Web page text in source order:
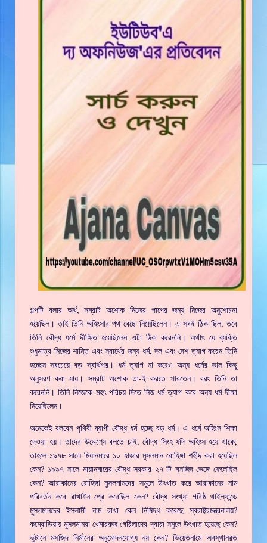
গল্পটি বলার অর্থ, সম্রাট অশোক নিজের পাপের জন্য নিজের অনুশোচনা
হয়েছিল। তাই তিনি অহিংসার পথ বেছে নিয়েছিলেন। এ সবই ঠিক ছিল, তবে
তিনি বৌদ্ধ ধর্মে দীক্ষিত হয়েছিলেন এটা ঠিক করেননি। অর্থাৎ যে ব্যক্তি
শুধুমাত্র নিজের শান্তি এবং স্বার্থের জন্য ধর্ম, দল এবং দেশ ত্যাগ করেন তিনি
হচ্ছেন সবচেয়ে বড় স্বার্থপর। ধর্ম ত্যাগ না করেও অন্য ধর্মের ভাল কিছু
অনুসরণ করা যায়। সম্রাট অশোক তা-ই করতে পারতেন। বরং তিনি তা
করেননি। তিনি নিজেকে মহৎ পরিচয় দিতে নিজ ধর্ম ত্যাগ করে অন্য ধর্ম দীক্ষা
নিয়েছিলেন।
অনেকেই বলবেন পৃথিবী ব্যাপী বৌদ্ধ ধর্ম হচ্ছে বড় ধর্ম। এ ধর্মে অহিংস শিক্ষা
দেওয়া হয়। তাদের উদ্দেশ্যে বলতে চাই, বৌদ্ধ সিংহ যদি অহিংস হয়ে থাকে,
তাহলে ১৯৭৮ সালে মিয়ানমারে ১০ হাজার মুসলমান রোহিঙ্গা শহীদ করা হয়েছিল
কেন? ১৯৯৭ সালে মায়ানমারের বৌদ্ধ সরকার ২৭ টি মসজিদ ভেঙ্গে ফেলেছিল
কেন? আরাকানের রোহিঙ্গা মুসলমানদের সমুলে উৎখাত করে আরাকানের নাম
পরিবর্তন করে রাখাইন প্রে করেছিল কেন? বৌদ্ধ সংখ্যা গরিষ্ঠ থাইল্যান্ডে
মুসলমানদের ইসলামী নাম রাখা কেন নিষিদ্ধ করেছে স্বরাষ্ট্রমন্ত্রনালয়?
কম্বোডিয়ায় মুসলমানরা খেমাররুজ গেরিলাদের দ্বারা সমুলে উৎখাত হয়েছে কেন?
ভুটানে মসজিদ নির্মানের অনুমোদনযোগ্য নয় কেন? ভিয়েতনামে অবস্থানরত